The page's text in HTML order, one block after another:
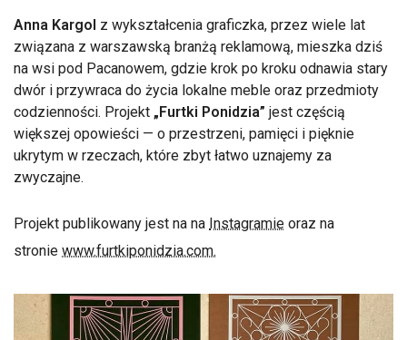
Anna Kargol z wykształcenia graficzka, przez wiele lat
związana z warszawską branżą reklamową, mieszka dziś
na wsi pod Pacanowem, gdzie krok po kroku odnawia stary
dwór i przywraca do życia lokalne meble oraz przedmioty
codzienności. Projekt „Furtki Ponidzia” jest częścią
większej opowieści — o przestrzeni, pamięci i pięknie
ukrytym w rzeczach, które zbyt łatwo uznajemy za
zwyczajne.
Projekt publikowany jest na na Instagramie oraz na
stronie www.furtkiponidzia.com.